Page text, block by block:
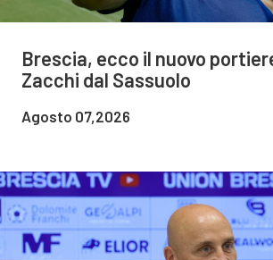
Brescia, ecco il nuovo
Zacchi dal Sassuolo
Agosto 07,2026